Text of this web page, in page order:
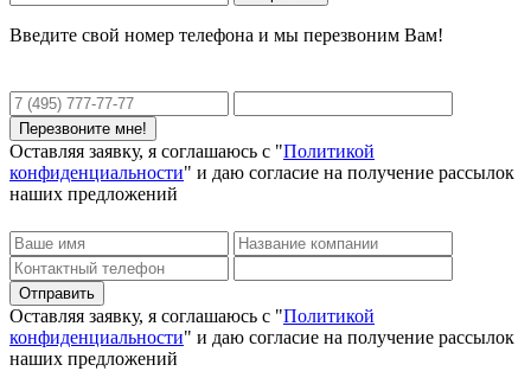
Введите свой номер телефона и мы перезвоним Вам!
Оставляя заявку, я соглашаюсь с "Политикой
конфиденциальности" и даю согласие на получение рассылок
наших предложений
Оставляя заявку, я соглашаюсь с "Политикой
конфиденциальности" и даю согласие на получение рассылок
наших предложений